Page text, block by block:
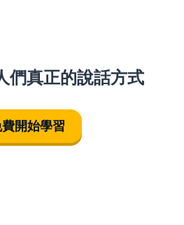
們真正的說話方式
開始學習